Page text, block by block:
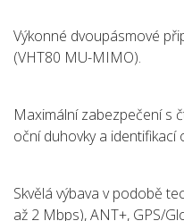
Výkonné dvoupásmové
(VHT80 MU-MIMO).
Maximální zabezpečení s
oční duhovky a identifikací
Skvělá výbava v podobě
až 2 Mbps), ANT+, GPS/